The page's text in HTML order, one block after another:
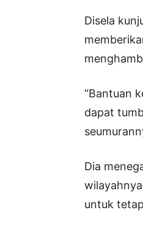
Disela
“Bantuan
dapat
Dia
untuk